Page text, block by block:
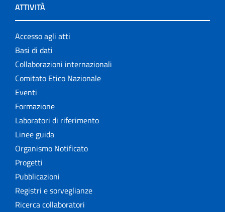
ATTIVITÀ
Accesso agli atti
Basi di dati
Collaborazioni internazionali
Comitato Etico Nazionale
Eventi
Formazione
Laboratori di riferimento
Linee guida
Organismo Notificato
Progetti
Pubblicazioni
Registri e sorveglianze
Ricerca collaboratori